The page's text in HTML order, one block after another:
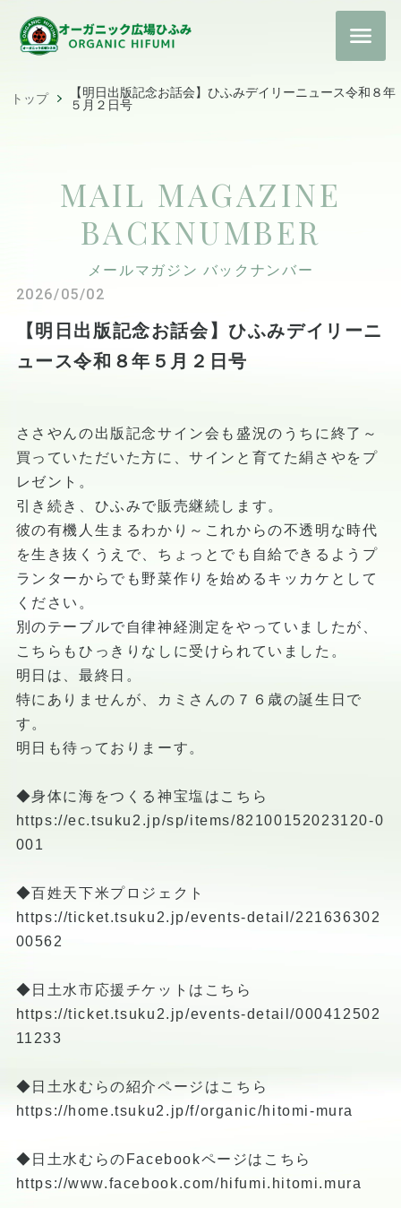
トップ
【明日出版記念お話会】ひふみデイリーニュース令和８年
５月２日号
MAIL MAGAZINE
BACKNUMBER
メールマガジン バックナンバー
2026/05/02
【明日出版記念お話会】ひふみデイリーニ
ュース令和８年５月２日号
ささやんの出版記念サイン会も盛況のうちに終了～
買っていただいた方に、サインと育てた絹さやをプ
レゼント。
引き続き、ひふみで販売継続します。
彼の有機人生まるわかり～これからの不透明な時代
を生き抜くうえで、ちょっとでも自給できるようプ
ランターからでも野菜作りを始めるキッカケとして
ください。
別のテーブルで自律神経測定をやっていましたが、
こちらもひっきりなしに受けられていました。
明日は、最終日。
特にありませんが、カミさんの７６歳の誕生日で
す。
明日も待っておりまーす。
◆身体に海をつくる神宝塩はこちら
https://ec.tsuku2.jp/sp/items/82100152023120-0
001
◆百姓天下米プロジェクト
https://ticket.tsuku2.jp/events-detail/221636302
00562
◆日土水市応援チケットはこちら
https://ticket.tsuku2.jp/events-detail/000412502
11233
◆日土水むらの紹介ページはこちら
https://home.tsuku2.jp/f/organic/hitomi-mura
◆日土水むらのFacebookページはこちら
https://www.facebook.com/hifumi.hitomi.mura